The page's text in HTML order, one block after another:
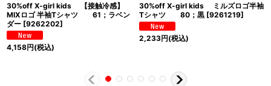
30%off X-girl kids 【接触冷感】
MIXロゴ 半袖Tシャツ 61；ラベン
ダー [9262202]
4,158円(税込)
30%off X-girl kids ミルズロゴ半袖
Tシャツ 80；黒 [9261219]
2,233円(税込)